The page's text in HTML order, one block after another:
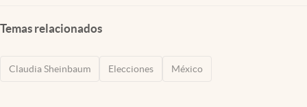
Temas relacionados
Claudia Sheinbaum Elecciones México